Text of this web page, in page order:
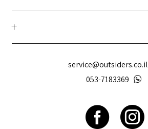
service@outsiders.co.il
053-7183369